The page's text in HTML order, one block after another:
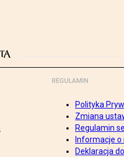
REGULAMIN
Polityka
Zmiana
Regulamin
Informacje
Deklaracja